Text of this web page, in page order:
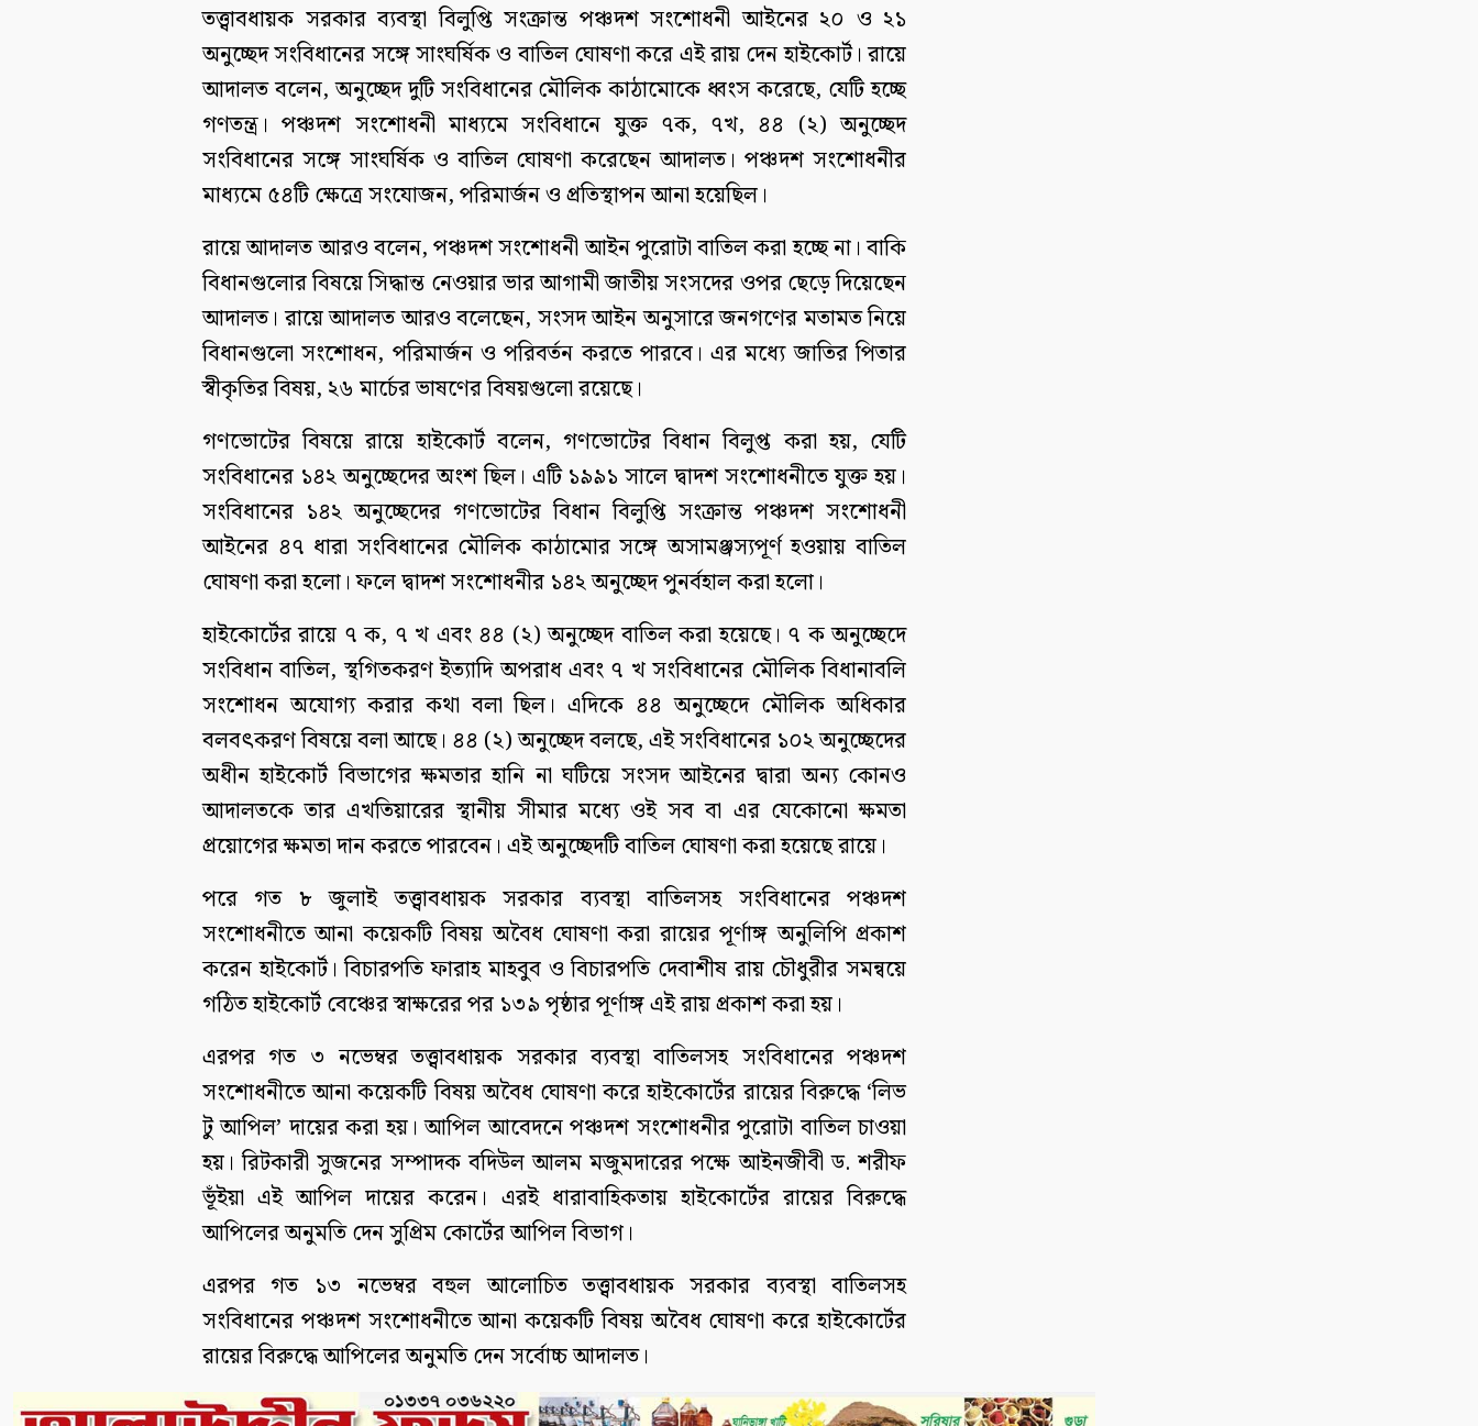
তত্ত্বাবধায়ক সরকার ব্যবস্থা বিলুপ্তি সংক্রান্ত পঞ্চদশ সংশোধনী আইনের ২০ ও ২১
অনুচ্ছেদ সংবিধানের সঙ্গে সাংঘর্ষিক ও বাতিল ঘোষণা করে এই রায় দেন হাইকোর্ট। রায়ে
আদালত বলেন, অনুচ্ছেদ দুটি সংবিধানের মৌলিক কাঠামোকে ধ্বংস করেছে, যেটি হচ্ছে
গণতন্ত্র। পঞ্চদশ সংশোধনী মাধ্যমে সংবিধানে যুক্ত ৭ক, ৭খ, ৪৪ (২) অনুচ্ছেদ
সংবিধানের সঙ্গে সাংঘর্ষিক ও বাতিল ঘোষণা করেছেন আদালত। পঞ্চদশ সংশোধনীর
মাধ্যমে ৫৪টি ক্ষেত্রে সংযোজন, পরিমার্জন ও প্রতিস্থাপন আনা হয়েছিল।
রায়ে আদালত আরও বলেন, পঞ্চদশ সংশোধনী আইন পুরোটা বাতিল করা হচ্ছে না। বাকি
বিধানগুলোর বিষয়ে সিদ্ধান্ত নেওয়ার ভার আগামী জাতীয় সংসদের ওপর ছেড়ে দিয়েছেন
আদালত। রায়ে আদালত আরও বলেছেন, সংসদ আইন অনুসারে জনগণের মতামত নিয়ে
বিধানগুলো সংশোধন, পরিমার্জন ও পরিবর্তন করতে পারবে। এর মধ্যে জাতির পিতার
স্বীকৃতির বিষয়, ২৬ মার্চের ভাষণের বিষয়গুলো রয়েছে।
গণভোটের বিষয়ে রায়ে হাইকোর্ট বলেন, গণভোটের বিধান বিলুপ্ত করা হয়, যেটি
সংবিধানের ১৪২ অনুচ্ছেদের অংশ ছিল। এটি ১৯৯১ সালে দ্বাদশ সংশোধনীতে যুক্ত হয়।
সংবিধানের ১৪২ অনুচ্ছেদের গণভোটের বিধান বিলুপ্তি সংক্রান্ত পঞ্চদশ সংশোধনী
আইনের ৪৭ ধারা সংবিধানের মৌলিক কাঠামোর সঙ্গে অসামঞ্জস্যপূর্ণ হওয়ায় বাতিল
ঘোষণা করা হলো। ফলে দ্বাদশ সংশোধনীর ১৪২ অনুচ্ছেদ পুনর্বহাল করা হলো।
হাইকোর্টের রায়ে ৭ ক, ৭ খ এবং ৪৪ (২) অনুচ্ছেদ বাতিল করা হয়েছে। ৭ ক অনুচ্ছেদে
সংবিধান বাতিল, স্থগিতকরণ ইত্যাদি অপরাধ এবং ৭ খ সংবিধানের মৌলিক বিধানাবলি
সংশোধন অযোগ্য করার কথা বলা ছিল। এদিকে ৪৪ অনুচ্ছেদে মৌলিক অধিকার
বলবৎকরণ বিষয়ে বলা আছে। ৪৪ (২) অনুচ্ছেদ বলছে, এই সংবিধানের ১০২ অনুচ্ছেদের
অধীন হাইকোর্ট বিভাগের ক্ষমতার হানি না ঘটিয়ে সংসদ আইনের দ্বারা অন্য কোনও
আদালতকে তার এখতিয়ারের স্থানীয় সীমার মধ্যে ওই সব বা এর যেকোনো ক্ষমতা
প্রয়োগের ক্ষমতা দান করতে পারবেন। এই অনুচ্ছেদটি বাতিল ঘোষণা করা হয়েছে রায়ে।
পরে গত ৮ জুলাই তত্ত্বাবধায়ক সরকার ব্যবস্থা বাতিলসহ সংবিধানের পঞ্চদশ
সংশোধনীতে আনা কয়েকটি বিষয় অবৈধ ঘোষণা করা রায়ের পূর্ণাঙ্গ অনুলিপি প্রকাশ
করেন হাইকোর্ট। বিচারপতি ফারাহ মাহবুব ও বিচারপতি দেবাশীষ রায় চৌধুরীর সমন্বয়ে
গঠিত হাইকোর্ট বেঞ্চের স্বাক্ষরের পর ১৩৯ পৃষ্ঠার পূর্ণাঙ্গ এই রায় প্রকাশ করা হয়।
এরপর গত ৩ নভেম্বর তত্ত্বাবধায়ক সরকার ব্যবস্থা বাতিলসহ সংবিধানের পঞ্চদশ
সংশোধনীতে আনা কয়েকটি বিষয় অবৈধ ঘোষণা করে হাইকোর্টের রায়ের বিরুদ্ধে ‘লিভ
টু আপিল’ দায়ের করা হয়। আপিল আবেদনে পঞ্চদশ সংশোধনীর পুরোটা বাতিল চাওয়া
হয়। রিটকারী সুজনের সম্পাদক বদিউল আলম মজুমদারের পক্ষে আইনজীবী ড. শরীফ
ভূঁইয়া এই আপিল দায়ের করেন। এরই ধারাবাহিকতায় হাইকোর্টের রায়ের বিরুদ্ধে
আপিলের অনুমতি দেন সুপ্রিম কোর্টের আপিল বিভাগ।
এরপর গত ১৩ নভেম্বর বহুল আলোচিত তত্ত্বাবধায়ক সরকার ব্যবস্থা বাতিলসহ
সংবিধানের পঞ্চদশ সংশোধনীতে আনা কয়েকটি বিষয় অবৈধ ঘোষণা করে হাইকোর্টের
রায়ের বিরুদ্ধে আপিলের অনুমতি দেন সর্বোচ্চ আদালত।